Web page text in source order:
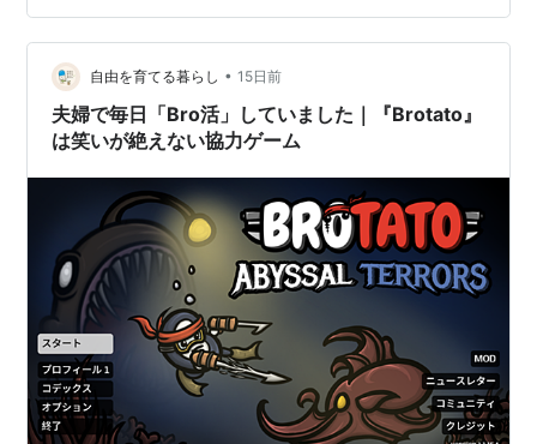
しまう派なんですよ。 ぷーちゃん（夫）がマンガを全巻
電子書籍で買ってるのがマジで信じられない。 でも、気
になるマンガを気になるときにサ…
自由を育てる暮らし • 15日前
夫婦で毎日「Bro活」していました｜『Brotato』
は笑いが絶えない協力ゲーム